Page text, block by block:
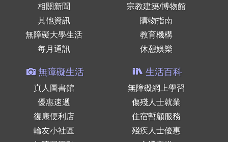
相關新聞
其他資訊
無障礙大學生活
每月通訊
宗教建築/博物館
購物指南
教育機構
休憩娛樂
無障礙生活
真人圖書館
優惠速遞
復康便利店
輪友小社區
生活百科
無障礙網上學習
傷殘人士就業
住宿暫顧服務
殘疾人士優惠